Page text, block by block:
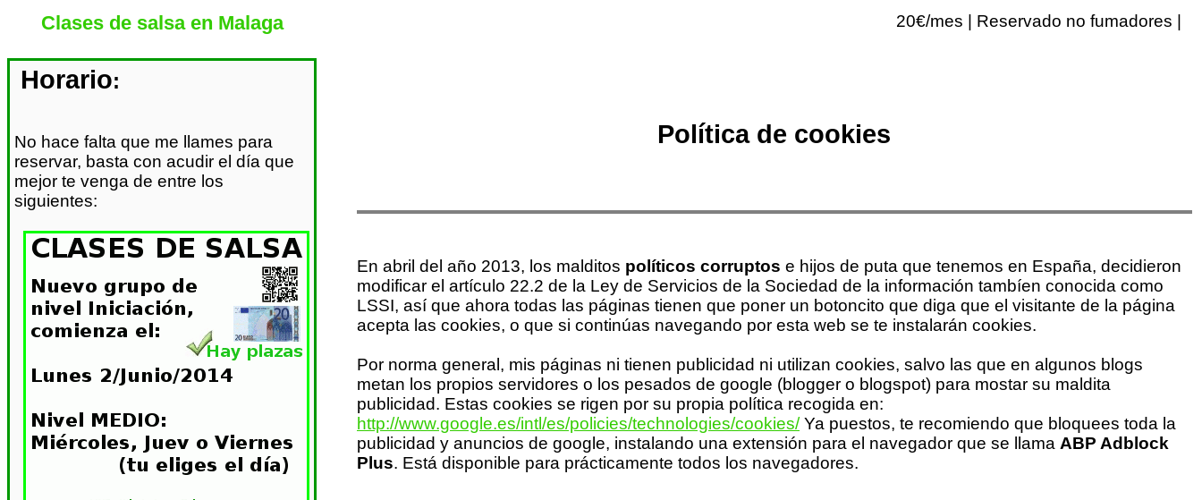
Clases de salsa en Malaga 20€/mes | Reservado no fumadores |
Horario:
No hace falta que me llames para
reservar, basta con acudir el día que
mejor te venga de entre los
siguientes:
Política de cookies
En abril del año 2013, los malditos políticos corruptos e hijos de puta que tenemos en España, decidieron
modificar el artículo 22.2 de la Ley de Servicios de la Sociedad de la información tambíen conocida como
LSSI, así que ahora todas las páginas tienen que poner un botoncito que diga que el visitante de la página
acepta las cookies, o que si continúas navegando por esta web se te instalarán cookies.
Por norma general, mis páginas ni tienen publicidad ni utilizan cookies, salvo las que en algunos blogs
metan los propios servidores o los pesados de google (blogger o blogspot) para mostar su maldita
publicidad. Estas cookies se rigen por su propia política recogida en:
http://www.google.es/intl/es/policies/technologies/cookies/Ya puestos, te recomiendo que bloquees toda la
publicidad y anuncios de google, instalando una extensión para el navegador que se llama ABP Adblock
Plus. Está disponible para prácticamente todos los navegadores.